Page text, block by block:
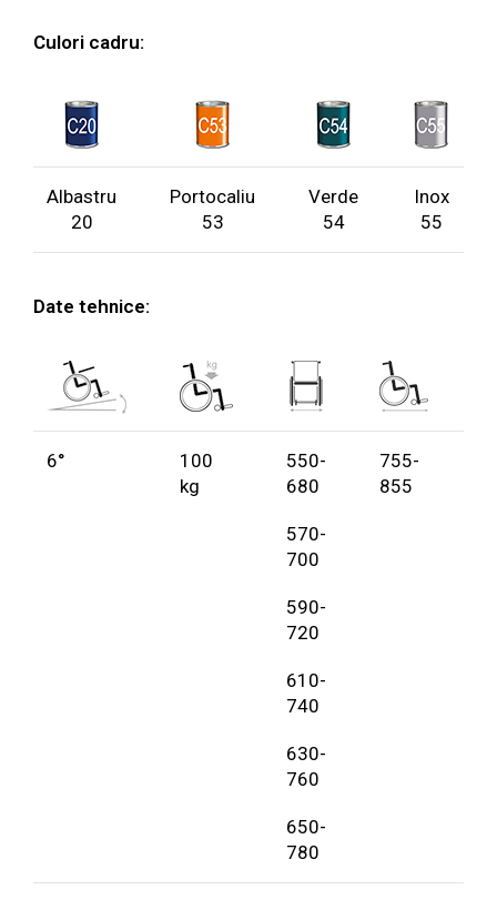
Culori cadru:
Albastru
20
Portocaliu
53
Verde
54
Inox
55
Date tehnice:
6°
100
kg
550-
680
570-
700
590-
720
610-
740
630-
760
650-
780
755-
855